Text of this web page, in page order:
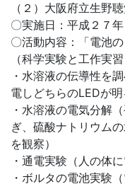
（２）大阪府立生野
〇実施日：平成２７年
〇活動内容：「電池
（科学実験と工作実習
・水溶液の伝導性を
電しどちらのLEDが明
・水溶液の電気分解
ぎ、硫酸ナトリウム
を観察）
・通電実験（人の体
・ボルタの電池実験